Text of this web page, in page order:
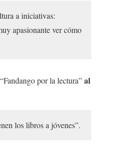
a iniciativas:
apasionante ver cómo
por la lectura”al
los libros a jóvenes”.